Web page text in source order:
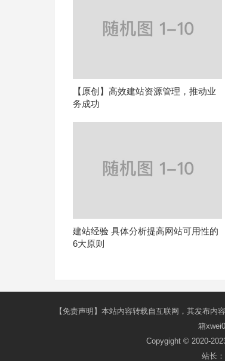
【原创】高效建站资源管理，推动业
务成功
建站经验 具体分析提高网站可用性的
6大原则
【免责声明】本站内容转载自互联网，其发布
箱
Copygight © 2020-
站长